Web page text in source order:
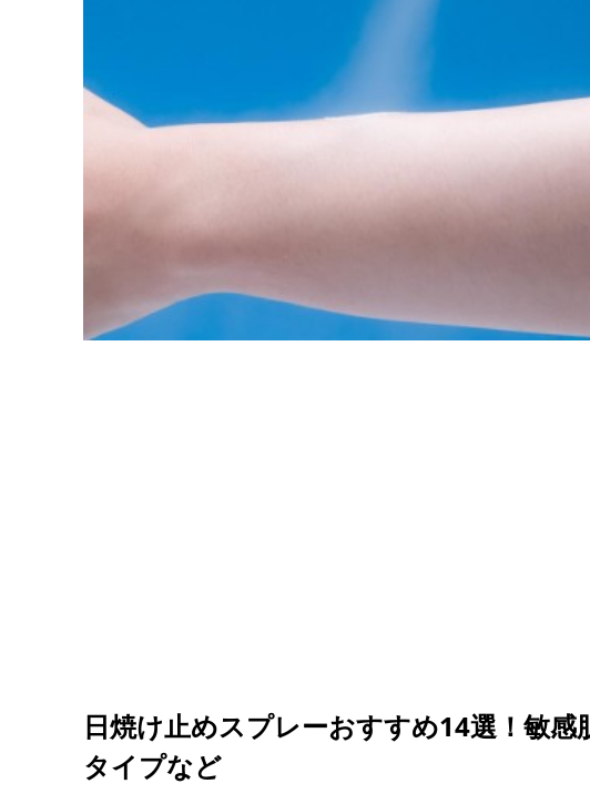
日焼け止めスプレーおすすめ14選！敏
タイプなど